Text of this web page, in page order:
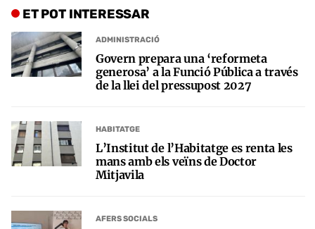
ET POT INTERESSAR
ADMINISTRACIÓ
Govern prepara una ‘reformeta
generosa’ a la Funció Pública a través
de la llei del pressupost 2027
HABITATGE
L’Institut de l’Habitatge es renta les
mans amb els veïns de Doctor
Mitjavila
AFERS SOCIALS